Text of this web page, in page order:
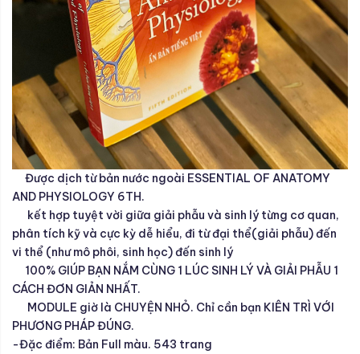
Được dịch từ bản nước ngoài ESSENTIAL OF ANATOMY
AND PHYSIOLOGY 6TH.
kết hợp tuyệt vời giữa giải phẫu và sinh lý từng cơ quan,
phân tích kỹ và cực kỳ dễ hiểu, đi từ đại thể(giải phẫu) đến
vi thể (như mô phôi, sinh học) đến sinh lý
100% GIÚP BẠN NẮM CÙNG 1 LÚC SINH LÝ VÀ GIẢI PHẪU 1
CÁCH ĐƠN GIẢN NHẤT.
MODULE giờ là CHUYỆN NHỎ. Chỉ cần bạn KIÊN TRÌ VỚI
PHƯƠNG PHÁP ĐÚNG.
-Đặc điểm: Bản Full màu. 543 trang